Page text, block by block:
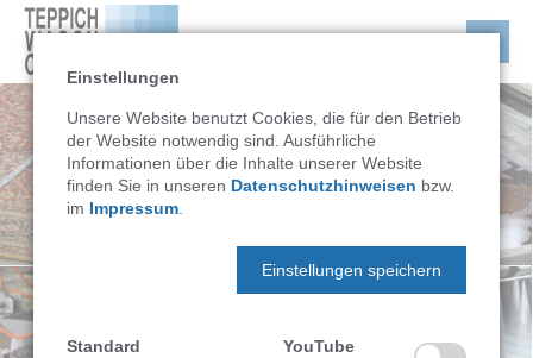
Einstellungen
Unsere Website benutzt Cookies, die für den Betrieb
der Website notwendig sind. Ausführliche
Informationen über die Inhalte unserer Website
finden Sie in unseren Datenschutzhinweisen bzw.
im Impressum
Einstellungen speichern
Standard
YouTube